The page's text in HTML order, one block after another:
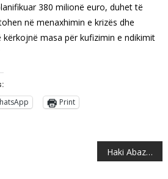
380 milionë euro, duhet të
në menaxhimin e krizës dhe
kërkojnë masa për kufizimin e ndikimit
Print
Haki Abazi me kritika për Isa Mustafën e Hashim Thaçi: Ja halli i tyre